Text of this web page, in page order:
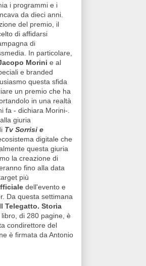
i programmi e i
da dieci anni.
del premio, il
di affidarsi
di
In particolare,
Morini e al
e branded
questa sfida
un premio che ha
in una realtà
fa - dichiara Morini-.
giuria
Tv Sorrisi e
digitale che
questa giuria
la creazione di
fino alla data
più
dell'evento e
Da questa settimana
Il Telegatto. Storia
di 280 pagine, è
condirettore del
è firmata da Antonio